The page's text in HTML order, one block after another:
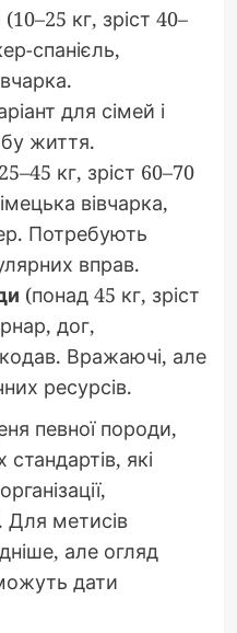
(10–25 кг, зріст 40–
спанієль,
для сімей і
життя.
кг, зріст 60–70
вівчарка,
Потребують
вправ.
(понад 45 кг, зріст
дог,
Вражаючі, але
ресурсів.
певної породи,
стандартів, які
Для метисів
але огляд
дати